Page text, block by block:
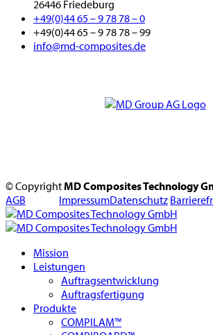
26446 Friedeburg
+49(0)44 65 – 9 78 78 – 0
+49(0)44 65 – 9 78 78 – 99
info@md-composites.de
© CopyrightMD Composites Technology
AGB
ImpressumDatenschutz
Mission
Leistungen
Auftragsentwicklung
Auftragsfertigung
Produkte
COMPILAM™